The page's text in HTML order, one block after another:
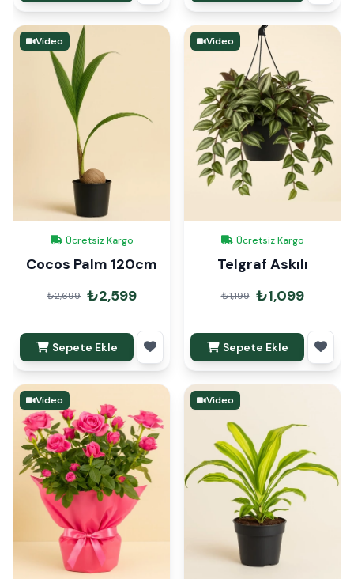
Video
Ücretsiz Kargo
Cocos Palm 120cm
₺2,699 ₺2,599
Sepete Ekle
Video
Ücretsiz Kargo
Telgraf Askılı
₺1,199 ₺1,099
Sepete Ekle
Video Video